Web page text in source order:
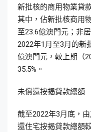
新批核的商用物業貸
其中，佔新批核商用
至23.6億澳門元；非
2022年1月至3月的新
億澳門元，較上期（
35.5%。
未償還按揭貸款總額
截至2022年3月底，
還住宅按揭貸款總額